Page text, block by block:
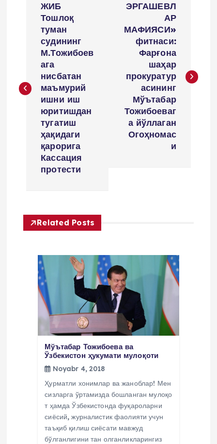
m
s
ЖИБ
Тошлоқ
туман
судининг
М.Тожибоев
ага
нисбатан
маъмурий
ишни иш
юритишдан
тугатиш
ҳақидаги
қарорига
Кассация
протести
ЭРГАШЕВЛ
АР
МАФИЯСИ»
фитнаси:
Фарғона
шаҳар
прокуратур
асининг
Мўътабар
Тожибоеваг
а йўллаган
Огоҳномас
и
Related Posts
Мўътабар Тожибоева ва
Ўзбекистон ҳукумати мулоқоти
Noyabr 4, 2018
Ҳурматли хонимлар ва жаноблар! Мен
сизларга ўртамизда бошланган мулоқо
т ҳамда Ўзбекистонда фуқароларни
сиёсий, журналистик фаолияти учун
таъқиб қилиш сиёсати мавжуд
бўлганлигини тан олганликларингиз